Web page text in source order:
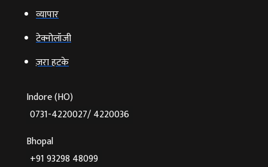
व्‍यापार
टेक्‍नोलॉजी
ज़रा हटके
Indore (HO)
0731-4220027/ 4220036
Bhopal
+91 93298 48099